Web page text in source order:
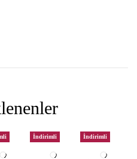
İndirimli İndirimli